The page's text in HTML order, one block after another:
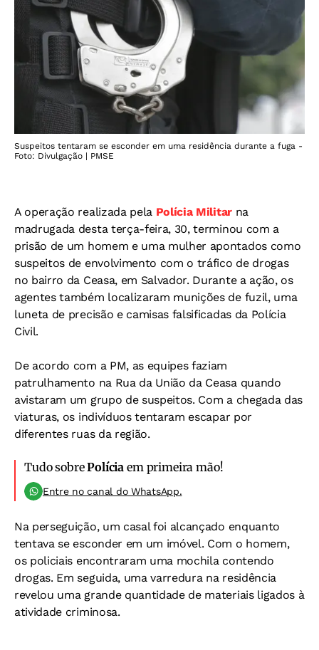
Suspeitos tentaram se esconder em uma residência durante a fuga -
Foto: Divulgação | PMSE
A operação realizada pela Polícia Militarna
madrugada desta terça-feira, 30, terminou com a
prisão de um homem e uma mulher apontados como
suspeitos de envolvimento com o tráfico de drogas
no bairro da Ceasa, em Salvador. Durante a ação, os
agentes também localizaram munições de fuzil, uma
luneta de precisão e camisas falsificadas da Polícia
Civil.
De acordo com a PM, as equipes faziam
patrulhamento na Rua da União da Ceasa quando
avistaram um grupo de suspeitos. Com a chegada das
viaturas, os indivíduos tentaram escapar por
diferentes ruas da região.
Tudo sobrePolícia em primeira mão!
Entre no canal do WhatsApp.
Na perseguição, um casal foi alcançado enquanto
tentava se esconder em um imóvel. Com o homem,
os policiais encontraram uma mochila contendo
drogas. Em seguida, uma varredura na residência
revelou uma grande quantidade de materiais ligados à
atividade criminosa.